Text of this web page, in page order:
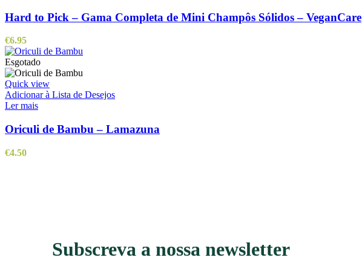
Hard to Pick – Gama Completa de Mini Champôs Sólidos – VeganCare
€6.95
Esgotado
Quick view
Adicionar à Lista de Desejos
Ler mais
Oriculi de Bambu – Lamazuna
€4.50
Subscreva a nossa newsletter